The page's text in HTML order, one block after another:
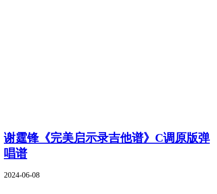
谢霆锋《完美启示录吉他谱》C调原版弹
唱谱
2024-06-08